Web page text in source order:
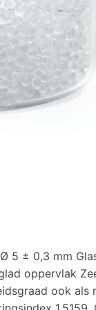
5 ± 0,3 mm
oppervlak
ook